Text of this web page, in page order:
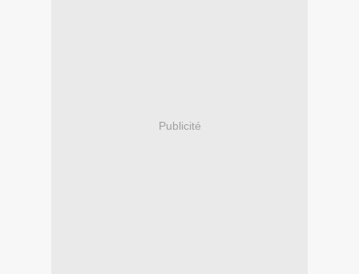
Publicité